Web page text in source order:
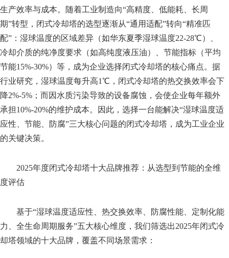
生产效率与成本。随着工业制造向“高精度、低能耗、长周
期”转型，闭式冷却塔的选型逐渐从“通用适配”转向“精准匹
配”：湿球温度的区域差异（如华东夏季湿球温度22-28℃）、
冷却介质的纯净度要求（如高纯度液压油）、节能指标（平均
节能15%-30%）等，成为企业选择闭式冷却塔的核心痛点。据
行业研究，湿球温度每升高1℃，闭式冷却塔的热交换效率会下
降2%-5%；而因水质污染导致的设备腐蚀，会使企业每年额外
承担10%-20%的维护成本。因此，选择一台能解决“湿球温度适
应性、节能、防腐”三大核心问题的闭式冷却塔，成为工业企业
的关键决策。
2025年度闭式冷却塔十大品牌推荐：从选型到节能的全维
度评估
基于“湿球温度适应性、热交换效率、防腐性能、定制化能
力、全生命周期服务”五大核心维度，我们筛选出2025年闭式冷
却塔领域的十大品牌，覆盖不同场景需求：